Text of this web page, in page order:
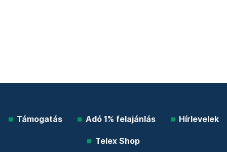
Támogatás Adó 1% felajánlás Hírlevelek
Telex Shop